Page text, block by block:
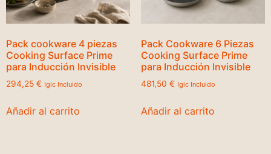
Pack cookware 4 piezas
Cooking Surface Prime
para Inducción Invisible
294,25 € Igic Incluido
Añadir al carrito
Pack Cookware 6 Piezas
Cooking Surface Prime
para Inducción Invisible
481,50 € Igic Incluido
Añadir al carrito